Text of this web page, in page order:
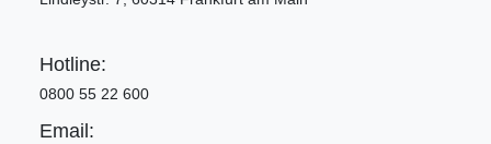
Hotline:
0800 55 22 600
Email: